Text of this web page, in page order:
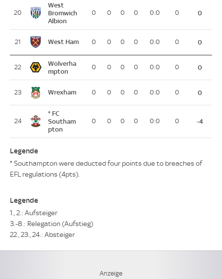
20
West
Bromwich
Albion
0 0 0 0 0:0 0 0
21 West Ham 0 0 0 0 0:0 0 0
22
Wolverha
mpton
0 0 0 0 0:0 0 0
23 Wrexham 0 0 0 0 0:0 0 0
24
* FC
Southam
pton
0 0 0 0 0:0 0 -4
Legende
* Southampton were deducted four points due to breaches of
EFL regulations (4pts).
Legende
1., 2.: Aufsteiger
3.-8.: Relegation (Aufstieg)
22., 23., 24.: Absteiger